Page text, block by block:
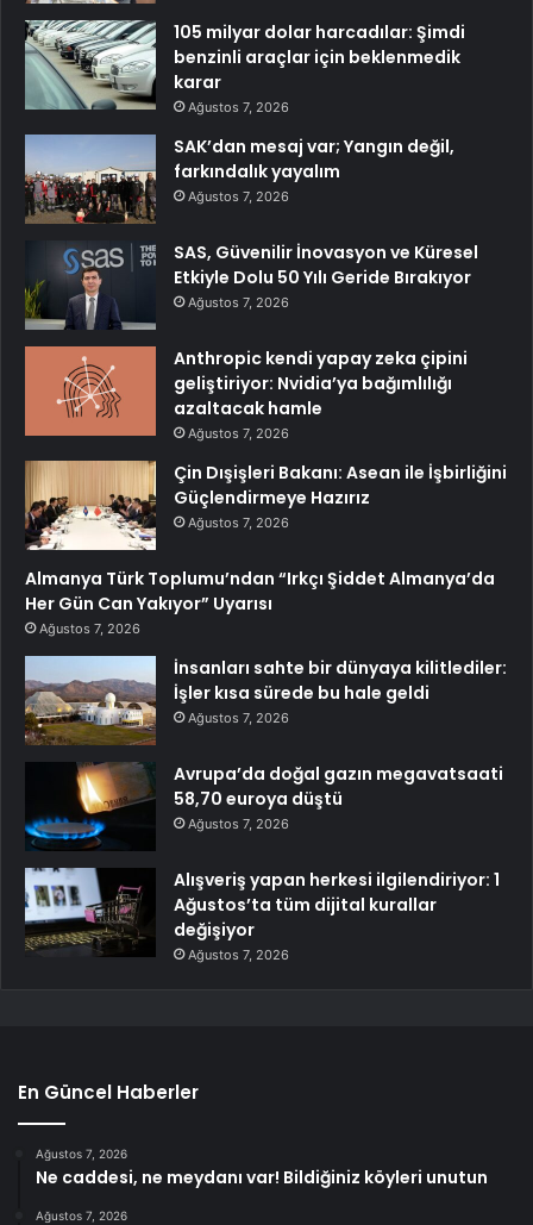
105 milyar dolar harcadılar: Şimdi
benzinli araçlar için beklenmedik
karar
Ağustos 7, 2026
SAK’dan mesaj var; Yangın değil,
farkındalık yayalım
Ağustos 7, 2026
SAS, Güvenilir İnovasyon ve Küresel
Etkiyle Dolu 50 Yılı Geride Bırakıyor
Ağustos 7, 2026
Anthropic kendi yapay zeka çipini
geliştiriyor: Nvidia’ya bağımlılığı
azaltacak hamle
Ağustos 7, 2026
Çin Dışişleri Bakanı: Asean ile İşbirliğini
Güçlendirmeye Hazırız
Ağustos 7, 2026
Almanya Türk Toplumu’ndan “Irkçı Şiddet Almanya’da
Her Gün Can Yakıyor” Uyarısı
Ağustos 7, 2026
İnsanları sahte bir dünyaya kilitlediler:
İşler kısa sürede bu hale geldi
Ağustos 7, 2026
Avrupa’da doğal gazın megavatsaati
58,70 euroya düştü
Ağustos 7, 2026
Alışveriş yapan herkesi ilgilendiriyor: 1
Ağustos’ta tüm dijital kurallar
değişiyor
Ağustos 7, 2026
En Güncel Haberler
Ağustos 7, 2026
Ne caddesi, ne meydanı var! Bildiğiniz köyleri unutun
Ağustos 7, 2026